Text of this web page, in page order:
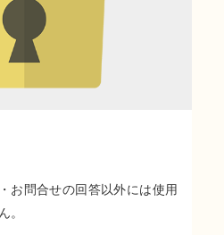
お問合せの回答以外には使用
。